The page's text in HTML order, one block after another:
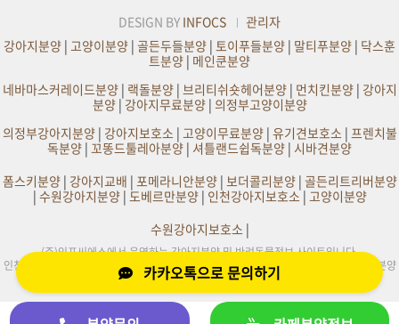
DESIGN BY INFOCS
관리자
강아지분양 | 고양이분양 | 골든두들분양 | 토이푸들분양 | 말티푸분양 | 닥스훈
트분양 | 메인쿤분양
네바마스커레이드분양| 랙돌분양| 브리티쉬숏헤어분양| 먼치킨분양| 강아지
분양|강아지무료분양| 의정부고양이분양
의정부강아지분양| 강아지보호소| 고양이무료분양| 유기견보호소| 프렌치불
독분양 | 꼬똥드툴레아분양 | 셔틀랜드쉽독분양 | 시바견분양
폼스키분양| 강아지교배 | 포메라니안분양| 보더콜리분양| 골든리트리버분양
| 수원강아지분양| 도베르만분양| 인천강아지보호소| 고양이분양
수원강아지보호소|
(주)인포씨에스에서 운영하는 강아지분양 및 반려동물정보 사이트입니다.
인천,부천,서울,수원,원주,의정부,부산,대구,전주,평택,광주,화성,천안,일산,김포 강아지분양
및 사이트정보제공
카카오톡으로 문의하기